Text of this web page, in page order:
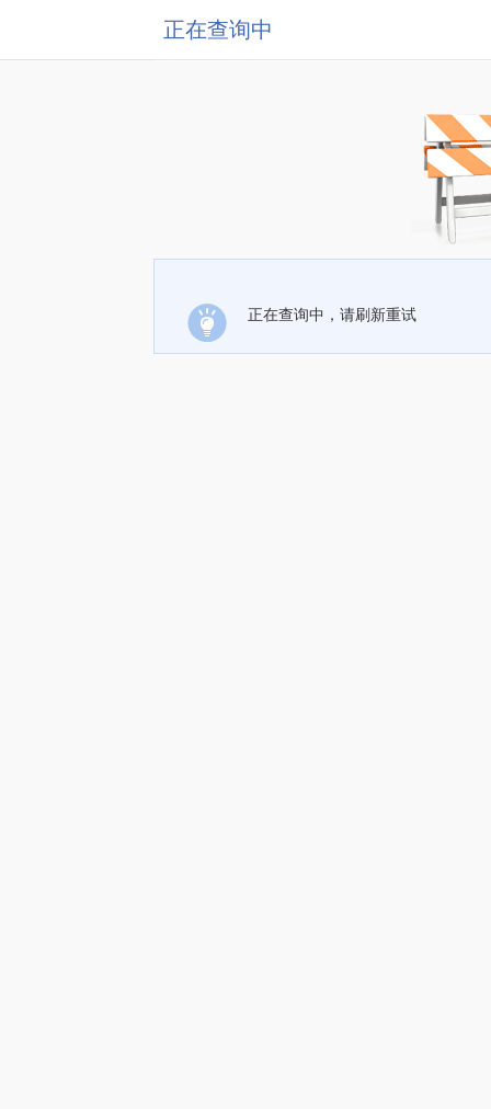
正在查询中
正在查询中，请刷新重试